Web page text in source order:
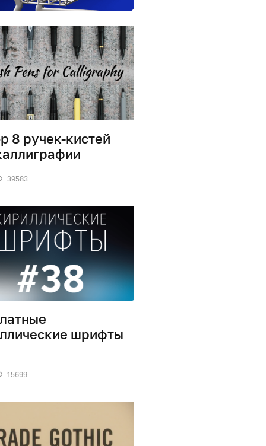
8 ручек-кистей
39583
шрифты
15699